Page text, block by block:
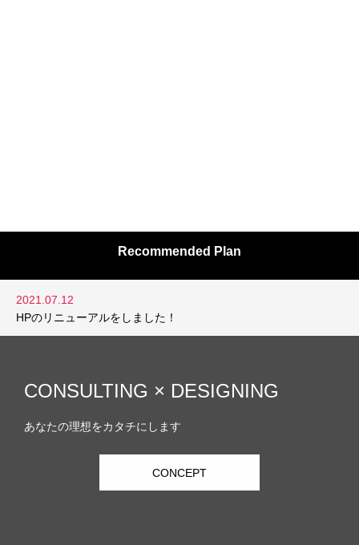
Recommended Plan
2021.07.12
HPのリニューアルをしました！
CONSULTING × DESIGNING
あなたの理想をカタチにします
CONCEPT